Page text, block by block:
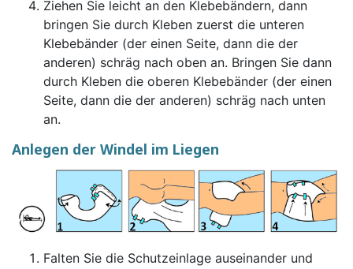
Ziehen Sie leicht an den Klebebändern, dann
bringen Sie durch Kleben zuerst die unteren
Klebebänder (der einen Seite, dann die der
anderen) schräg nach oben an. Bringen Sie dann
durch Kleben die oberen Klebebänder (der einen
Seite, dann die der anderen) schräg nach unten
an.
Anlegen der Windel im Liegen
Falten Sie die Schutzeinlage auseinander und